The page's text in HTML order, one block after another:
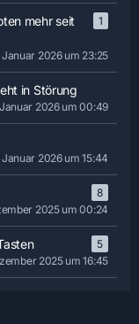
mehr seit
1
Januar 2026 um 23:25
in Störung
2026 um 00:49
Januar 2026 um 15:44
8
2025 um 00:24
5
2025 um 16:45